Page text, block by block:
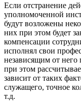
Если отстранение
уполномоченной
будут возложены
них при этом будет
компенсации
исполнял свои
независящим от
при этом
зависит от таких
служащего, точное
т.д.